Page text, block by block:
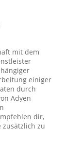
mit dem
einiger
durch
Adyen
dir,
zusätzlich zu